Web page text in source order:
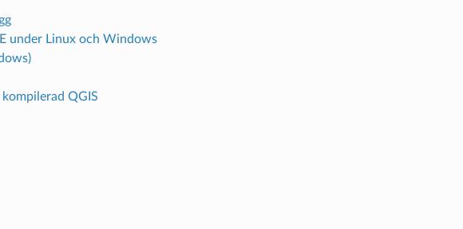
under Linux och Windows
QGIS